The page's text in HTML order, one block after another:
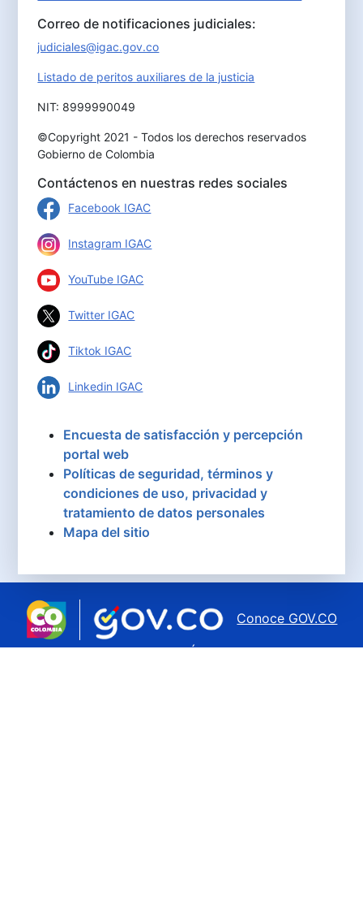
Correo de notificaciones judiciales:
judiciales@igac.gov.co
Listado de peritos auxiliares de la justicia
NIT: 8999990049
©Copyright 2021 - Todos los derechos reservados
Gobierno de Colombia
Contáctenos en nuestras redes sociales
Facebook IGAC
Instagram IGAC
YouTube IGAC
Twitter IGAC
Tiktok IGAC
Linkedin IGAC
Encuesta de satisfacción y percepción
portal web
Políticas de seguridad, términos y
condiciones de uso, privacidad y
tratamiento de datos personales
Mapa del sitio
Conoce GOV.CO
aquí